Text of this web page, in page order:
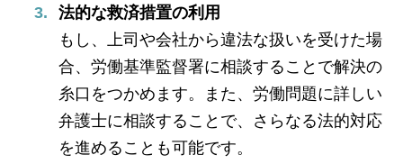
法的な救済措置の利用
もし、上司や会社から違法な扱いを受けた場
合、労働基準監督署に相談することで解決の
糸口をつかめます。また、労働問題に詳しい
弁護士に相談することで、さらなる法的対応
を進めることも可能です。